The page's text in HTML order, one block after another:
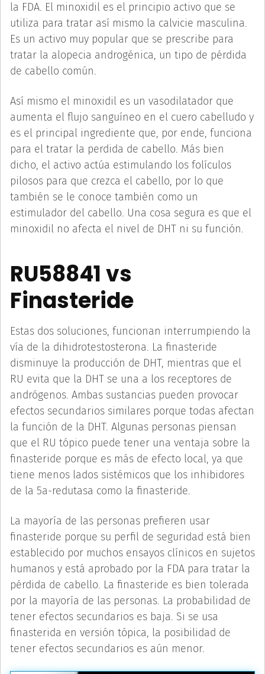
la FDA. El minoxidil es el principio activo que se
utiliza para tratar así mismo la calvicie masculina.
Es un activo muy popular que se prescribe para
tratar la alopecia androgénica, un tipo de pérdida
de cabello común.
Así mismo el minoxidil es un vasodilatador que
aumenta el flujo sanguíneo en el cuero cabelludo y
es el principal ingrediente que, por ende, funciona
para el tratar la perdida de cabello. Más bien
dicho, el activo actúa estimulando los folículos
pilosos para que crezca el cabello, por lo que
también se le conoce también como un
estimulador del cabello. Una cosa segura es que el
minoxidil no afecta el nivel de DHT ni su función.
RU58841 vs
Finasteride
Estas dos soluciones, funcionan interrumpiendo la
vía de la dihidrotestosterona. La finasteride
disminuye la producción de DHT, mientras que el
RU evita que la DHT se una a los receptores de
andrógenos. Ambas sustancias pueden provocar
efectos secundarios similares porque todas afectan
la función de la DHT. Algunas personas piensan
que el RU tópico puede tener una ventaja sobre la
finasteride porque es más de efecto local, ya que
tiene menos lados sistémicos que los inhibidores
de la 5a-redutasa como la finasteride.
La mayoría de las personas prefieren usar
finasteride porque su perfil de seguridad está bien
establecido por muchos ensayos clínicos en sujetos
humanos y está aprobado por la FDA para tratar la
pérdida de cabello. La finasteride es bien tolerada
por la mayoría de las personas. La probabilidad de
tener efectos secundarios es baja. Si se usa
finasterida en versión tópica, la posibilidad de
tener efectos secundarios es aún menor.